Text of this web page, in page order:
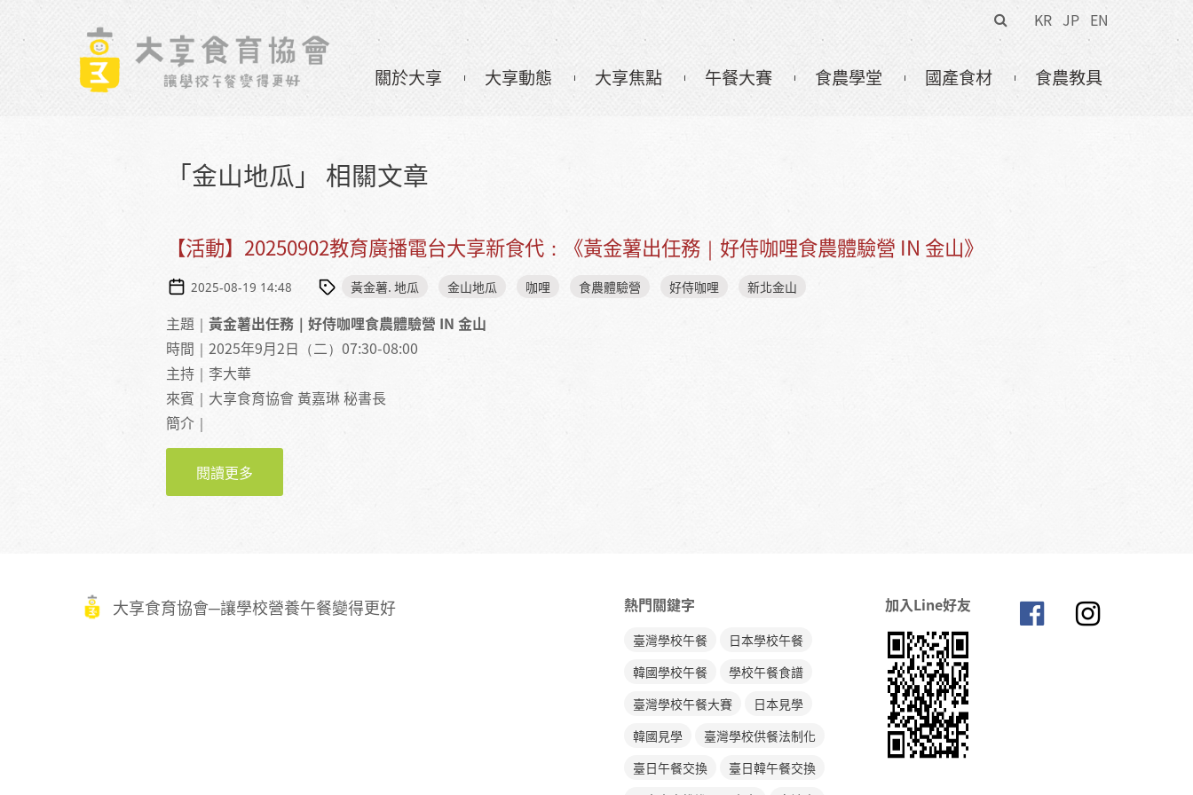
KR JP EN
搜
尋
表
單
關於大享 大享動態 大享焦點 午餐大賽 食農學堂 國產食材 食農教具
「金山地瓜」 相關文章
【活動】20250902教育廣播電台大享新食代：《黃金薯出任務｜好侍咖哩食農體驗營 IN 金山》
2025-08-19 14:48 黃金薯. 地瓜 金山地瓜 咖哩 食農體驗營 好侍咖哩 新北金山
主題｜ 黃金薯出任務｜好侍咖哩食農體驗營 IN 金山
時間｜2025年9月2日（二）07:30-08:00
主持｜李大華
來賓｜大享食育協會 黃嘉琳 秘書長
簡介｜
閱讀更多
大享食育協會─讓學校營養午餐變得更好 加入Line好友
熱門關鍵字
臺灣學校午餐
日本學校午餐
韓國學校午餐
學校午餐食譜
臺灣學校午餐大賽
日本見學
韓國見學
臺灣學校供餐法制化
臺日午餐交換
臺日韓午餐交換